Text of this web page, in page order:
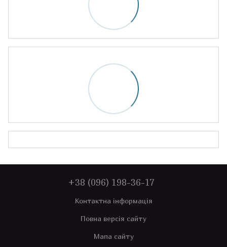
+38 (096) 198-36-17
Контактна інформація
Повна версія сайту
Мапа сайту